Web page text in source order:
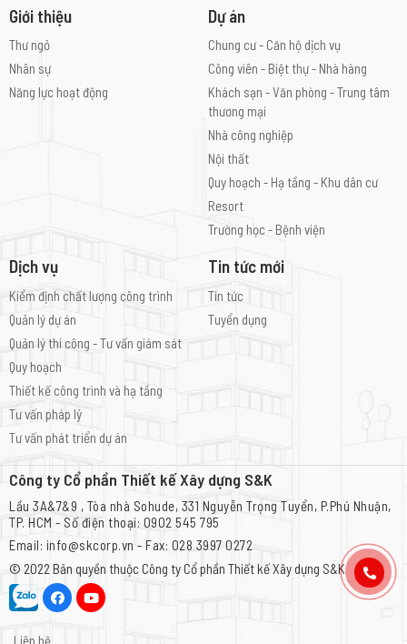
Giới thiệu
Thư ngỏ
Nhân sự
Năng lực hoạt động
Dự án
Chung cư - Căn hộ dịch vụ
Công viên - Biệt thự - Nhà hàng
Khách sạn - Văn phòng - Trung tâm
thương mại
Nhà công nghiệp
Nội thất
Quy hoạch - Hạ tầng - Khu dân cư
Resort
Trường học - Bệnh viện
Dịch vụ
Kiểm định chất lượng công trình
Quản lý dự án
Quản lý thi công - Tư vấn giám sát
Quy hoạch
Thiết kế công trình và hạ tầng
Tư vấn pháp lý
Tư vấn phát triển dự án
Tin tức mới
Tin tức
Tuyển dụng
Công ty Cổ phần Thiết kế Xây dựng S&K
Lầu 3A&7&9 , Tòa nhà Sohude, 331 Nguyễn Trọng Tuyển, P.Phú Nhuận,
TP. HCM - Số điện thoại: 0902 545 795
Email: info@skcorp.vn - Fax: 028 3997 0272
© 2022 Bản quyền thuộcCông ty Cổ phần Thiết kế Xây dựng S&K
Liên hệ